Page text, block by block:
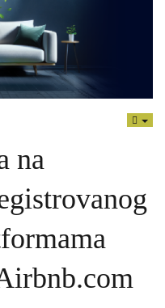
na